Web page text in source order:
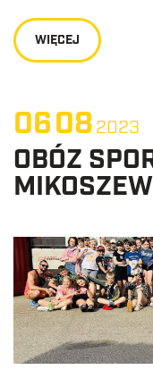
WIĘCEJ
06082023
OBÓZ